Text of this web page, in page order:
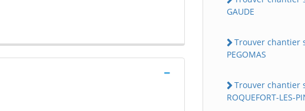
GAUDE
Trouver chantier
PEGOMAS
Trouver chantier
ROQUEFORT-LES-